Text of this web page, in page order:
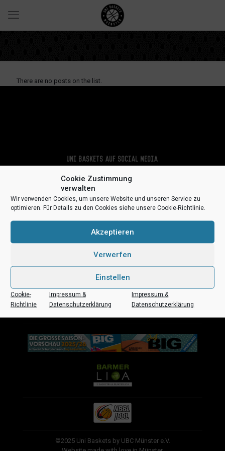
Cookie Zustimmung
verwalten
Wir verwenden Cookies, um unsere Website und unseren Service zu
optimieren. Für Details zu den Cookies siehe unsere Cookie-Richtlinie.
Akzeptieren
Verwerfen
Einstellen
Cookie-
Richtlinie
Impressum &
Datenschutzerklärung
Impressum &
Datenschutzerklärung
There are no posts on the list.
Uni Baskets auf Social Media
©2025 Uni Baskets by UBC Münster e.V.